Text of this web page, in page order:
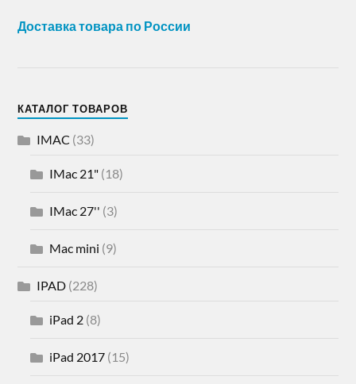
Доставка товара по России
КАТАЛОГ ТОВАРОВ
IMAC (33)
IMac 21" (18)
IMac 27'' (3)
Mac mini (9)
IPAD (228)
iPad 2 (8)
iPad 2017 (15)